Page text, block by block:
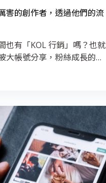
害的創作者，透過他們的流
也有「KOL 行銷」嗎？也就
大帳號分享，粉絲成長的…